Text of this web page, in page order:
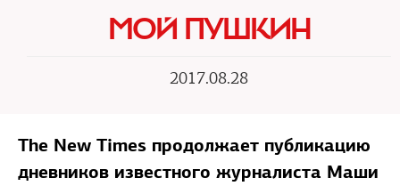
МОЙ ПУШКИН
2017.08.28
The New Times продолжает публикацию
дневников известного журналиста Маши